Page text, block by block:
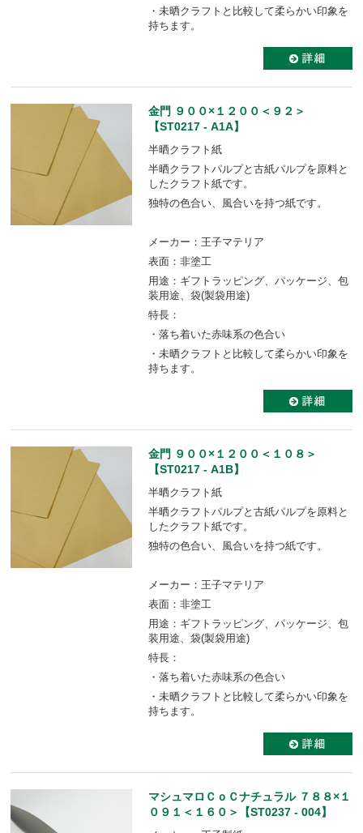
・未晒クラフトと比較して柔らかい印象を
持ちます。
金門 ９００×１２００＜９２＞
【ST0217 - A1A】
半晒クラフト紙
半晒クラフトパルプと古紙パルプを原料と
したクラフト紙です。
独特の色合い、風合いを持つ紙です。
メーカー：王子マテリア
表面：非塗工
用途：ギフトラッピング、パッケージ、包
装用途、袋(製袋用途)
特長：
・落ち着いた赤味系の色合い
・未晒クラフトと比較して柔らかい印象を
持ちます。
金門 ９００×１２００＜１０８＞
【ST0217 - A1B】
半晒クラフト紙
半晒クラフトパルプと古紙パルプを原料と
したクラフト紙です。
独特の色合い、風合いを持つ紙です。
メーカー：王子マテリア
表面：非塗工
用途：ギフトラッピング、パッケージ、包
装用途、袋(製袋用途)
特長：
・落ち着いた赤味系の色合い
・未晒クラフトと比較して柔らかい印象を
持ちます。
マシュマロＣｏＣナチュラル ７８８×１
０９１＜１６０＞【ST0237 - 004】